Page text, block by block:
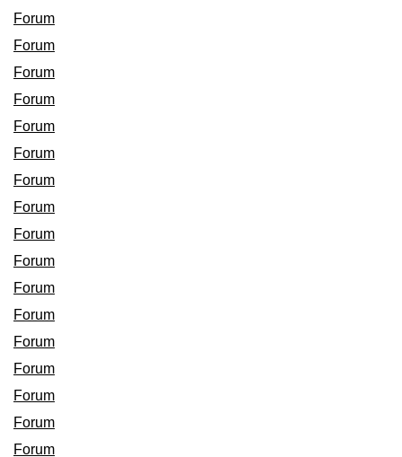
Forum
Forum
Forum
Forum
Forum
Forum
Forum
Forum
Forum
Forum
Forum
Forum
Forum
Forum
Forum
Forum
Forum